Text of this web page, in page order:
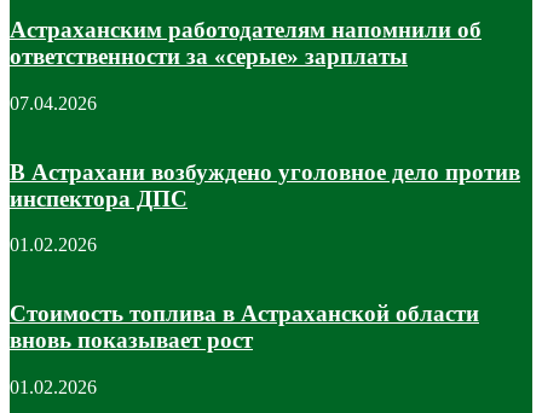
Астраханским работодателям напомнили об
ответственности за «серые» зарплаты
07.04.2026
В Астрахани возбуждено уголовное дело против
инспектора ДПС
01.02.2026
Стоимость топлива в Астраханской области
вновь показывает рост
01.02.2026